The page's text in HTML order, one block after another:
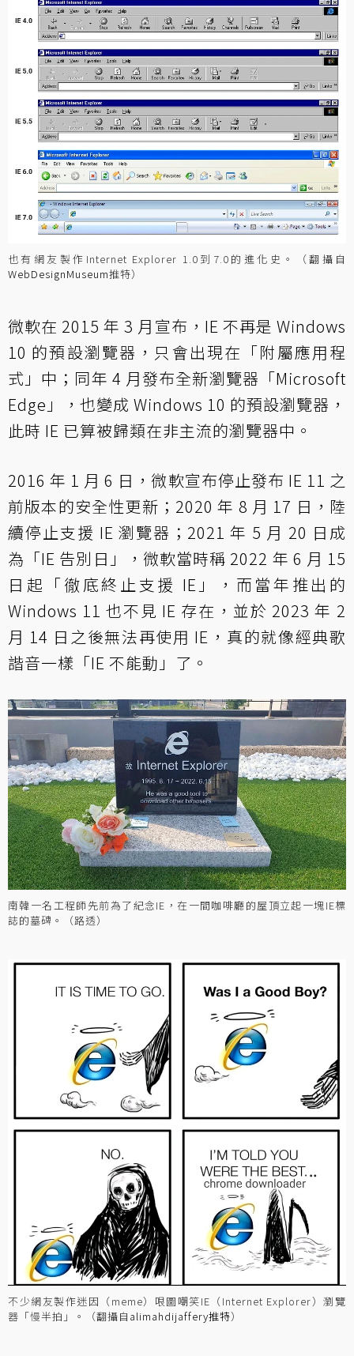
也有網友製作Internet Explorer 1.0到7.0的進化史。（翻攝自
WebDesignMuseum推特）
微軟在 2015 年 3 月宣布，IE 不再是 Windows
10 的預設瀏覽器，只會出現在「附屬應用程
式」中；同年 4 月發布全新瀏覽器「Microsoft
Edge」，也變成 Windows 10 的預設瀏覽器，
此時 IE 已算被歸類在非主流的瀏覽器中。
2016 年 1 月 6 日，微軟宣布停止發布 IE 11 之
前版本的安全性更新；2020 年 8 月 17 日，陸
續停止支援 IE 瀏覽器；2021 年 5 月 20 日成
為「IE 告別日」，微軟當時稱 2022 年 6 月 15
日起「徹底終止支援 IE」，而當年推出的
Windows 11 也不見 IE 存在，並於 2023 年 2
月 14 日之後無法再使用 IE，真的就像經典歌
諧音一樣「IE 不能動」了。
南韓一名工程師先前為了紀念IE，在一間咖啡廳的屋頂立起一塊IE標
誌的墓碑。（路透）
不少網友製作迷因（meme）哏圖嘲笑IE（Internet Explorer）瀏覽
器「慢半拍」。（翻攝自 alimahdijaffery推特）